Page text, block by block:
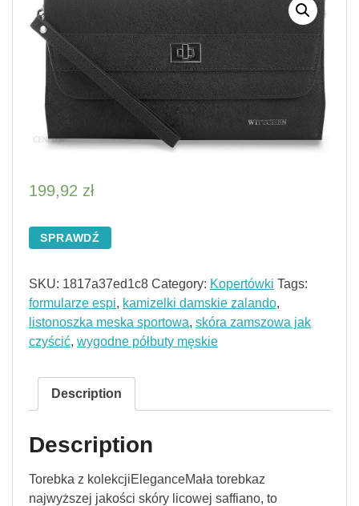
199,92 zł
SPRAWDŹ
SKU: 1817a37ed1c8 Category: Kopertówki Tags:
formularze espi, kamizelki damskie zalando,
listonoszka meska sportowa, skóra zamszowa jak
czyścić, wygodne półbuty męskie
Description
Description
Torebka z kolekcjiEleganceMała torebkaz
najwyższej jakości skóry licowej saffiano, to